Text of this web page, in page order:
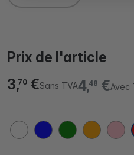
Prix de l'article
4,48 €Avec
3,70 €Sans TVA